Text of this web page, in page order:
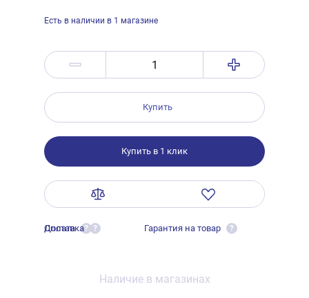
Есть в наличии в 1 магазине
Купить
Купить в 1 клик
Оплата ?
Доставка ? Гарантия на товар ?
Наличие в магазинах